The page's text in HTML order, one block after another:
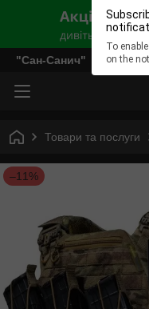
To
on the
"Сан-Санич"
Товари та послуги
–11%